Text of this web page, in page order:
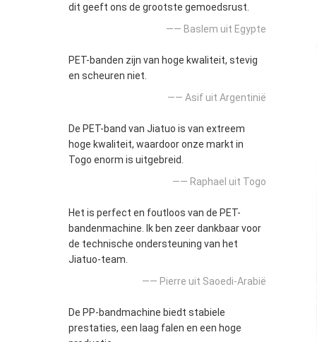
dit geeft ons de grootste gemoedsrust.
—— Baslem uit Egypte
PET-banden zijn van hoge kwaliteit, stevig
en scheuren niet.
—— Asif uit Argentinië
De PET-band van Jiatuo is van extreem
hoge kwaliteit, waardoor onze markt in
Togo enorm is uitgebreid.
—— Raphael uit Togo
Het is perfect en foutloos van de PET-
bandenmachine. Ik ben zeer dankbaar voor
de technische ondersteuning van het
Jiatuo-team.
—— Pierre uit Saoedi-Arabië
De PP-bandmachine biedt stabiele
prestaties, een laag falen en een hoge